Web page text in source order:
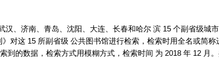
、济南、青岛、沈阳、大连、长春和哈尔 滨 15 个副省级城
对这 15 所副省级 公共图书馆进行检索，检索时用全名或简称
到的数据，检索方式用模糊方式，检索时间 为 2018 年 12 月